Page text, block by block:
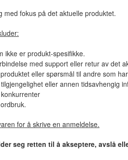
med fokus på det aktuelle produktet.
ikke er produkt-spesifikke.
med support eller retur av det
eller spørsmål til andre som
eller annen tidsavhengig
for å skrive en anmeldelse.
seg retten til å akseptere, avslå